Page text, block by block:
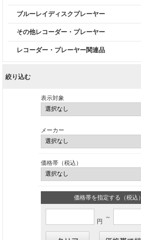
ブルーレイディスクプレーヤー
その他レコーダー・プレーヤー
レコーダー・プレーヤー関連品
絞り込む
表示対象
メーカー
価格帯（税込）
価格帯を指定する（税込）
円
～